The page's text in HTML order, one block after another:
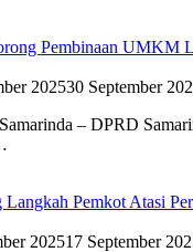
Pembinaan UMKM
202530 September
– DPRD
Pemkot Atasi
202517 September